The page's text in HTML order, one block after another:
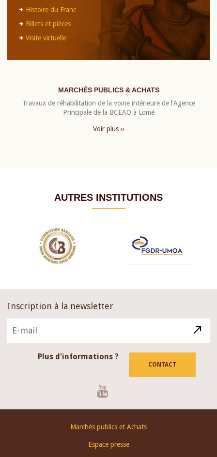
Histoire du Franc
Billets et pièces
Visite virtuelle
MARCHÉS PUBLICS & ACHATS
Travaux de réhabilitation de la voirie intérieure de l’Agence
Principale de la BCEAO à Lomé
Voir plus ››
AUTRES INSTITUTIONS
Inscription à la newsletter
Plus d'informations ?
CONTACT
Marchés publics et Achats
Espace presse